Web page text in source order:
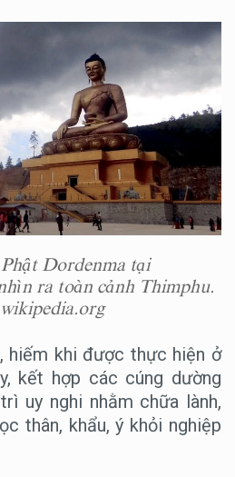
Dordenma tại
ra toàn cảnh Thimphu.
hiếm khi được thực hiện ở
kết hợp các cúng dường
uy nghi nhằm chữa lành,
thân, khẩu, ý khỏi nghiệp